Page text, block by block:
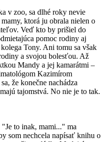
v zoo, sa dlhé roky nevie
ktorá ju obrala nielen o
Veď kto by prišiel do
pomoc rodiny aj
Tony. Ani tomu sa však
a svojou bolesťou. Až
Mandy a jej kamarátmi –
Kazimírom
že konečne nachádza
tajomstvá. No nie je to tak.
to inak, mami..." ma
som nechcela napísať knihu o